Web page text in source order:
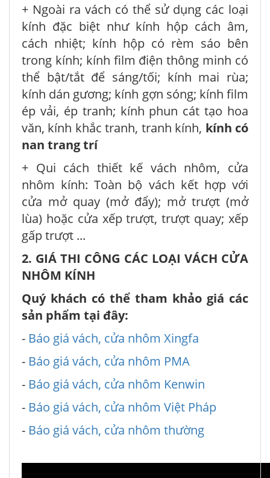
+ Ngoài ra vách có thể sử dụng các loại
kính đặc biệt như kính hộp cách âm,
cách nhiệt; kính hộp có rèm sáo bên
trong kính; kính film điện thông minh có
thể bật/tắt để sáng/tối; kính mai rùa;
kính dán gương; kính gợn sóng; kính film
ép vải, ép tranh; kính phun cát tạo hoa
văn, kính khắc tranh, tranh kính, kính có
nan trang trí
+ Qui cách thiết kế vách nhôm, cửa
nhôm kính: Toàn bộ vách kết hợp với
cửa mở quay (mở đẩy); mở trượt (mở
lùa) hoặc cửa xếp trượt, trượt quay; xếp
gấp trượt ...
2. GIÁ THI CÔNG CÁC LOẠI VÁCH CỬA
NHÔM KÍNH
Quý khách có thể tham khảo giá các
sản phẩm tại đây:
- Báo giá vách, cửa nhôm Xingfa
- Báo giá vách, cửa nhôm PMA
- Báo giá vách, cửa nhôm Kenwin
- Báo giá vách, cửa nhôm Việt Pháp
- Báo giá vách, cửa nhôm thường